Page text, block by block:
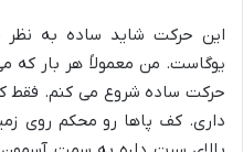
این حرکت شاید ساده به نظر
یوگاست. من معمولاً هر بار که
حرکت ساده شروع می کنم. فقط
داری. کف پاها رو محکم روی